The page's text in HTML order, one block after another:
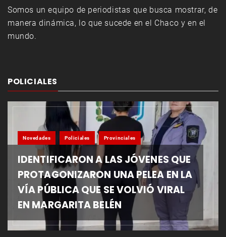
Somos un equipo de periodistas que busca mostrar, de
manera dinámica, lo que sucede en el Chaco y en el
mundo.
POLICIALES
Novedades Policiales Provinciales
IDENTIFICARON A LAS JÓVENES QUE
PROTAGONIZARON UNA PELEA EN LA
VÍA PÚBLICA QUE SE VOLVIÓ VIRAL
EN MARGARITA BELÉN